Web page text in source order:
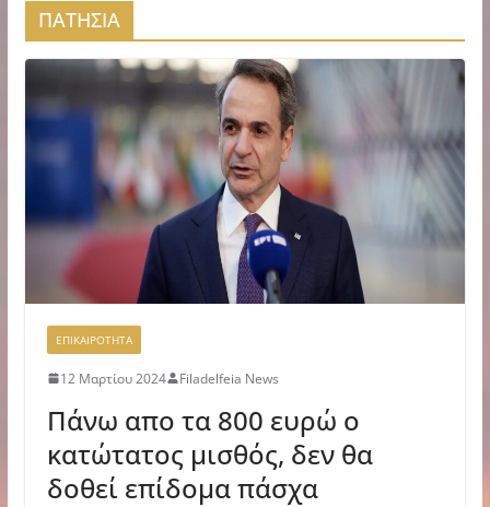
ΠΑΤΗΣΙΑ
ΕΠΙΚΑΙΡΟΤΗΤΑ
12 Μαρτίου 2024 Filadelfeia News
Πάνω απο τα 800 ευρώ ο
κατώτατος μισθός, δεν θα
δοθεί επίδομα πάσχα